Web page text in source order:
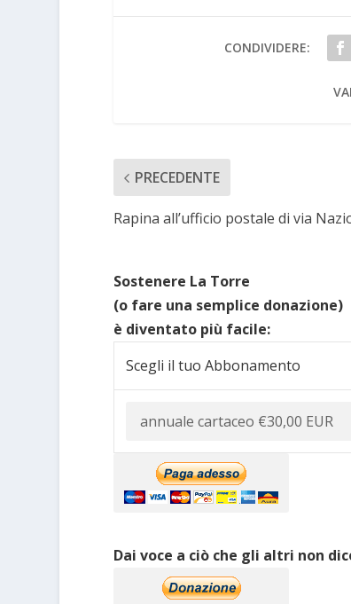
CONDIVIDERE:
PRECEDENTE
Rapina all’ufficio postale di via
Sostenere La Torre
(o fare una semplice donazione)
è diventato più facile:
Scegli il tuo Abbonamento
Dai voce a ciò che gli altri non